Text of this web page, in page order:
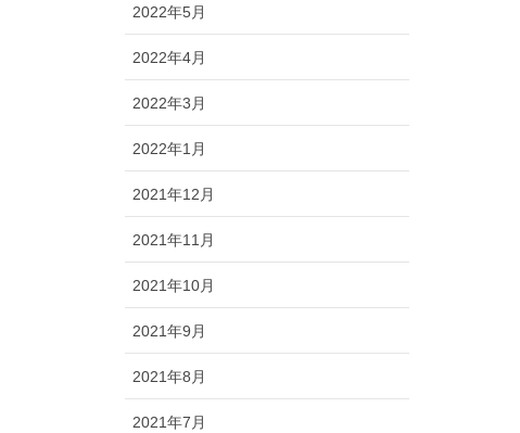
2022年5月
2022年4月
2022年3月
2022年1月
2021年12月
2021年11月
2021年10月
2021年9月
2021年8月
2021年7月